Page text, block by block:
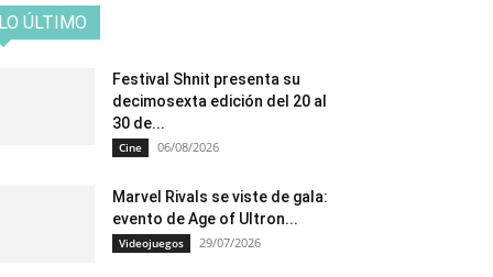
LO ÚLTIMO
Festival Shnit presenta su
decimosexta edición del 20 al
30 de...
Cine 06/08/2026
Marvel Rivals se viste de gala:
evento de Age of Ultron...
Videojuegos 29/07/2026